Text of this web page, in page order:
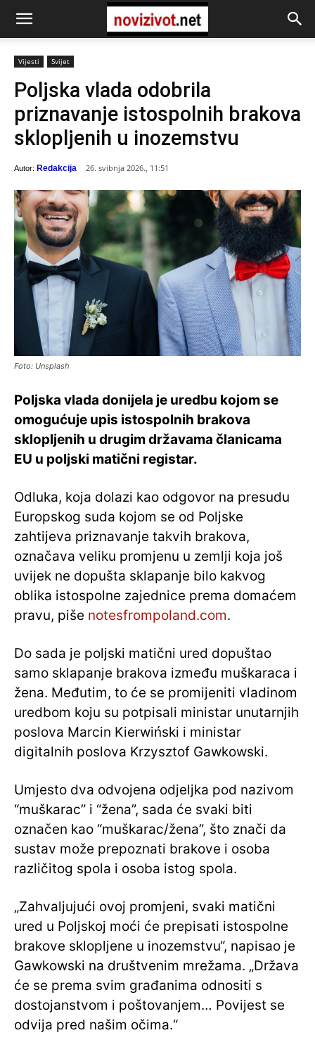
Vijesti Svijet
Poljska vlada odobrila
priznavanje istospolnih brakova
sklopljenih u inozemstvu
Autor: Redakcija 26. svibnja 2026., 11:51
Foto: Unsplash
Poljska vlada donijela je uredbu kojom se
omogućuje upis istospolnih brakova
sklopljenih u drugim državama članicama
EU u poljski matični registar.
Odluka, koja dolazi kao odgovor na presudu
Europskog suda kojom se od Poljske
zahtijeva priznavanje takvih brakova,
označava veliku promjenu u zemlji koja još
uvijek ne dopušta sklapanje bilo kakvog
oblika istospolne zajednice prema domaćem
pravu, piše notesfrompoland.com.
Do sada je poljski matični ured dopuštao
samo sklapanje brakova između muškaraca i
žena. Međutim, to će se promijeniti vladinom
uredbom koju su potpisali ministar unutarnjih
poslova Marcin Kierwiński i ministar
digitalnih poslova Krzysztof Gawkowski.
Umjesto dva odvojena odjeljka pod nazivom
“muškarac” i “žena”, sada će svaki biti
označen kao “muškarac/žena”, što znači da
sustav može prepoznati brakove i osoba
različitog spola i osoba istog spola.
„Zahvaljujući ovoj promjeni, svaki matični
ured u Poljskoj moći će prepisati istospolne
brakove sklopljene u inozemstvu“, napisao je
Gawkowski na društvenim mrežama. „Država
će se prema svim građanima odnositi s
dostojanstvom i poštovanjem… Povijest se
odvija pred našim očima.“